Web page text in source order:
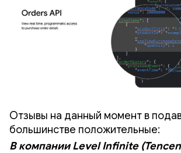
Отзывы на данный момент в
большинстве положительные:
В компании Level Infinite